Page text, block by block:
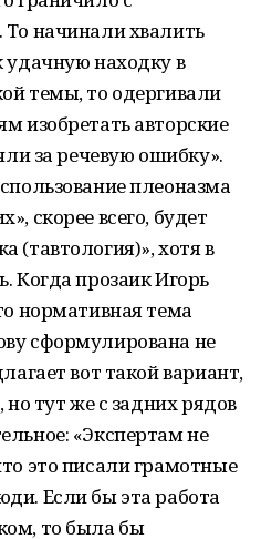
начинали хвалить
удачную находку в
темы, то одергивали
изобретать авторские
за речевую ошибку».
плеоназма
скорее всего, будет
(тавтология)», хотя в
Когда прозаик Игорь
нормативная тема
сформулирована не
вот такой вариант,
но тут же с задних рядов
«Экспертам не
это писали грамотные
Если бы эта работа
то была бы